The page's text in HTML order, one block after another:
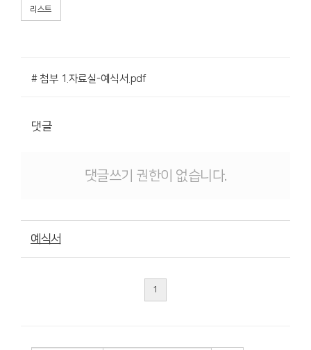
리스트
# 첨부 1.자료실-예식서.pdf
댓글
댓글쓰기 권한이 없습니다.
예식서
1